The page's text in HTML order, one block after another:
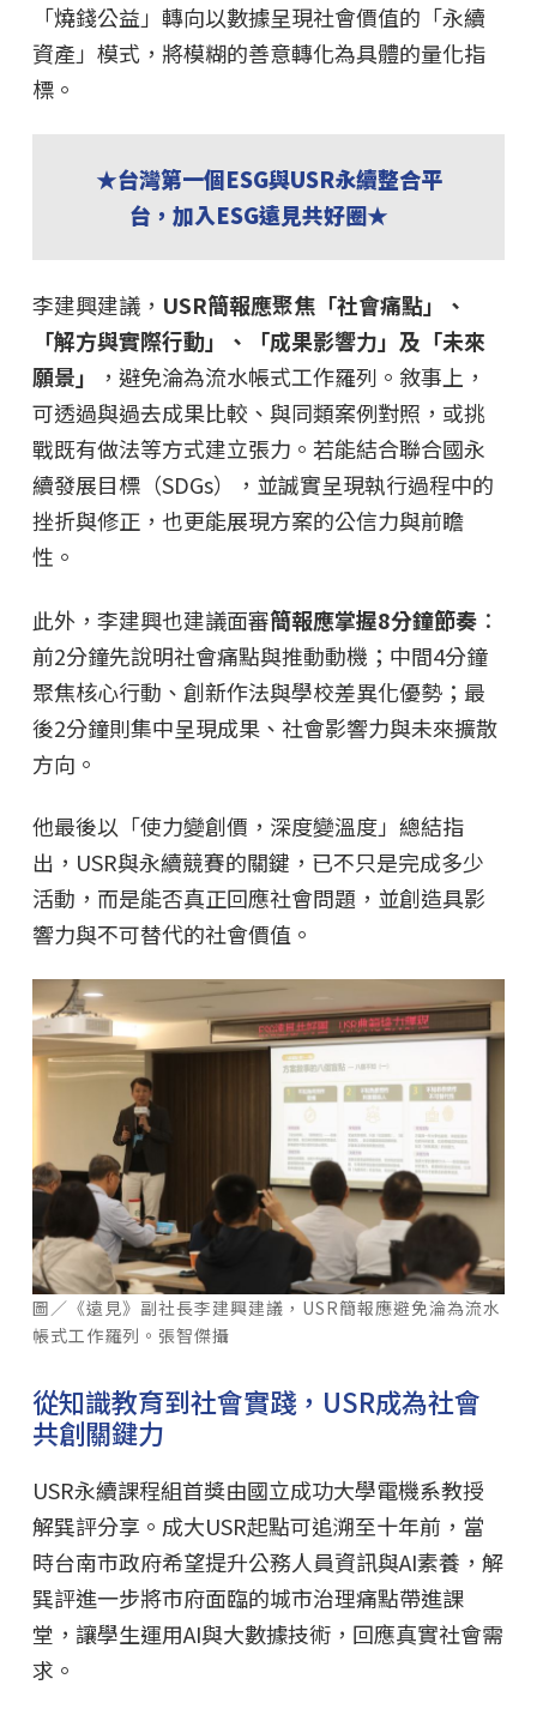
「燒錢公益」轉向以數據呈現社會價值的「永續
資產」模式，將模糊的善意轉化為具體的量化指
標。
★台灣第一個ESG與USR永續整合平
台，加入ESG遠見共好圈★
李建興建議， USR簡報應聚焦「社會痛點」、
「解方與實際行動」、「成果影響力」及「未來
願景」
，避免淪為流水帳式工作羅列。敘事上，
可透過與過去成果比較、與同類案例對照，或挑
戰既有做法等方式建立張力。若能結合聯合國永
續發展目標（SDGs），並誠實呈現執行過程中的
挫折與修正，也更能展現方案的公信力與前瞻
性。
此外，李建興也建議面審簡報應掌握8分鐘節奏：
前2分鐘先說明社會痛點與推動動機；中間4分鐘
聚焦核心行動、創新作法與學校差異化優勢；最
後2分鐘則集中呈現成果、社會影響力與未來擴散
方向。
他最後以「使力變創價，深度變溫度」總結指
出，USR與永續競賽的關鍵，已不只是完成多少
活動，而是能否真正回應社會問題，並創造具影
響力與不可替代的社會價值。
圖／《遠見》副社長李建興建議，USR簡報應避免淪為流水
帳式工作羅列。張智傑攝
從知識教育到社會實踐，USR成為社會
共創關鍵力
USR永續課程組首獎由國立成功大學電機系教授
解巽評分享。成大USR起點可追溯至十年前，當
時台南市政府希望提升公務人員資訊與AI素養，解
巽評進一步將市府面臨的城市治理痛點帶進課
堂，讓學生運用AI與大數據技術，回應真實社會需
求。